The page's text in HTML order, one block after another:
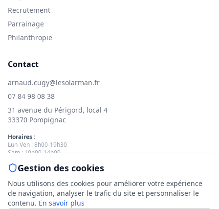
Recrutement
Parrainage
Philanthropie
Contact
arnaud.cugy@lesolarman.fr
07 84 98 08 38
31 avenue du Périgord, local 4
33370 Pompignac
Horaires :
Lun-Ven : 8h00-19h30
Sam : 10h00-14h00
Nous contacter
Gestion des cookies
Nous utilisons des cookies pour améliorer votre expérience
de navigation, analyser le trafic du site et personnaliser le
contenu. En savoir plus